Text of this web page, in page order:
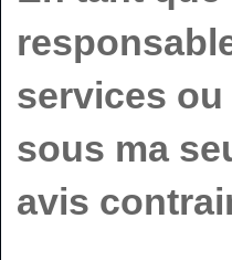
services
sous ma
avis